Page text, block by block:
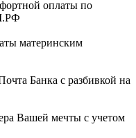
оплаты по
материнским
Банка с разбивкой на
Вашей мечты с учетом